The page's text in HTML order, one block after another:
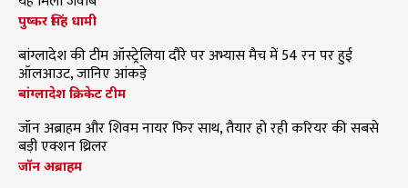
पुष्कर सिंह धामी
बांग्लादेश की टीम ऑस्ट्रेलिया दौरे पर अभ्यास मैच में 54 रन पर हुई
ऑलआउट, जानिए आंकड़े
बांग्लादेश क्रिकेट टीम
जॉन अब्राहम और शिवम नायर फिर साथ, तैयार हो रही करियर की सबसे
बड़ी एक्शन थ्रिलर
जॉन अब्राहम